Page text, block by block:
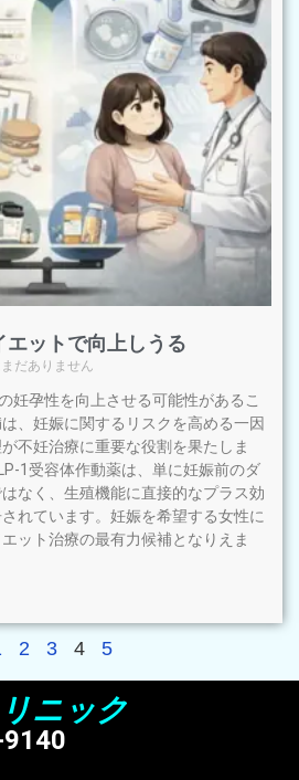
ットで向上しうる
だありません
妊孕性を向上させる可能性があるこ
、妊娠に関するリスクを高める一因
不妊治療に重要な役割を果たしま
1受容体作動薬は、単に妊娠前のダ
なく、生殖機能に直接的なプラス効
れています。妊娠を希望する女性に
ット治療の最有力候補となりえま
2 3 4 5
ニック